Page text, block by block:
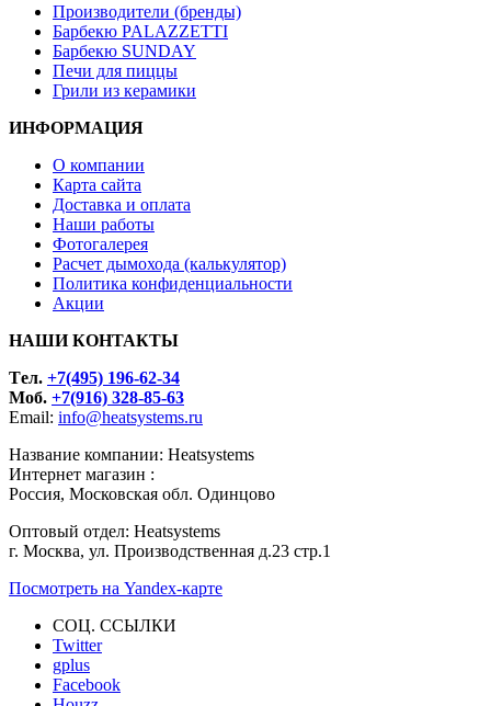
Производители (бренды)
Барбекю PALAZZETTI
Барбекю SUNDAY
Печи для пиццы
Грили из керамики
ИНФОРМАЦИЯ
О компании
Карта сайта
Доставка и оплата
Наши работы
Фотогалерея
Расчет дымохода (калькулятор)
Политика конфиденциальности
Акции
НАШИ КОНТАКТЫ
Tел. +7(495) 196-62-34
Моб. +7(916) 328-85-63
Email: info@heatsystems.ru
Название компании: Heatsystems
Интернет магазин :
Россия, Московская обл. Одинцово
Оптовый отдел: Heatsystems
г. Москва, ул. Производственная д.23 стр.1
Посмотреть на Yandex-карте
СОЦ. ССЫЛКИ
Twitter
gplus
Facebook